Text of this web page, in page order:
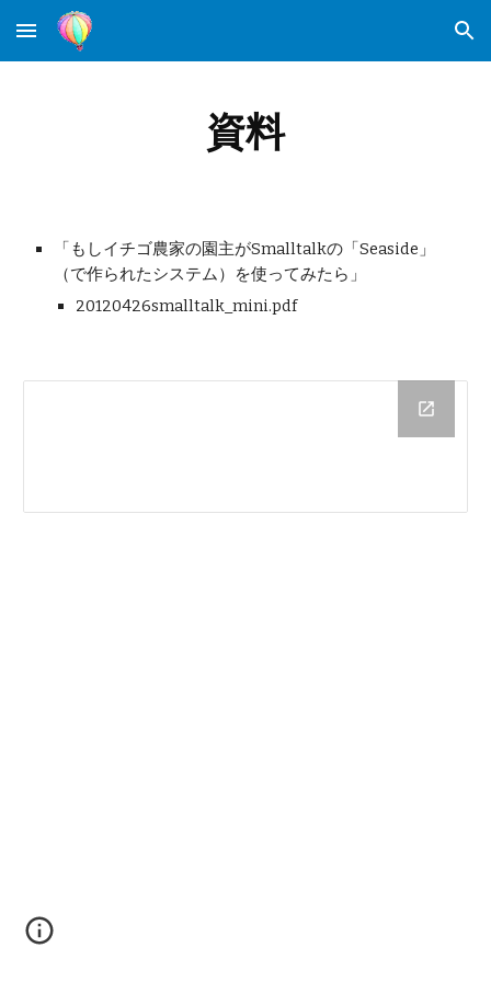
Skip to main content Skip to navigation
資料
「もしイチゴ農家の園主がSmalltalkの「Seaside」
（で作られたシステム）を使ってみたら」
20120426smalltalk_mini.pdf